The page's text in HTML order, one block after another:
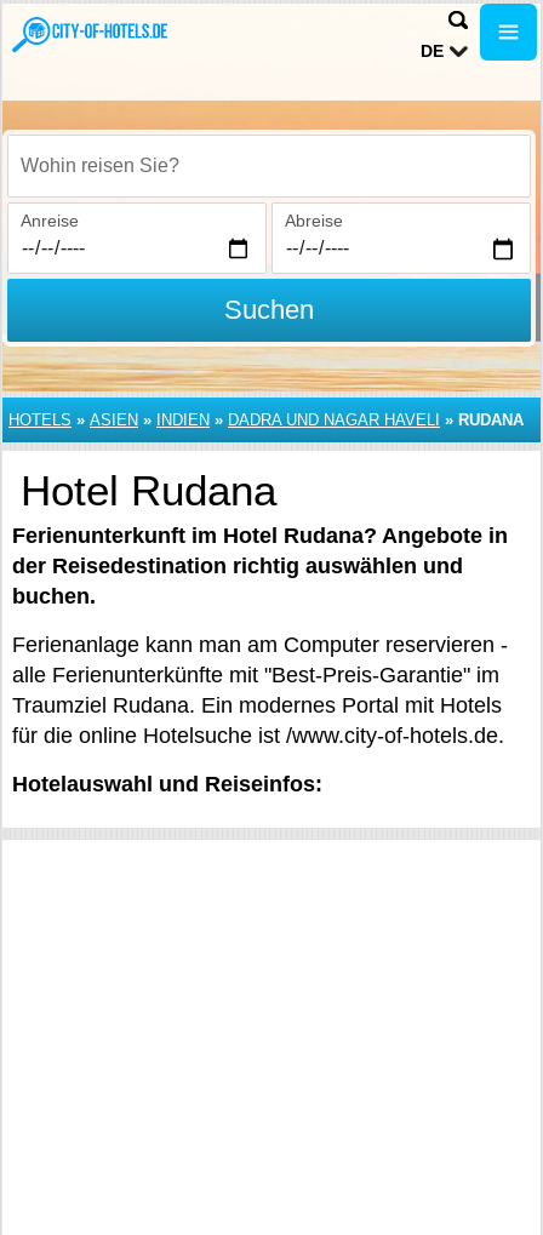
DE
Wohin reisen Sie?
Anreise Abreise
Suchen
HOTELS » ASIEN » INDIEN » DADRA UND NAGAR HAVELI » RUDANA
Hotel Rudana
Ferienunterkunft im Hotel Rudana? Angebote in
der Reisedestination richtig auswählen und
buchen.
Ferienanlage kann man am Computer reservieren -
alle Ferienunterkünfte mit "Best-Preis-Garantie" im
Traumziel Rudana. Ein modernes Portal mit Hotels
für die online Hotelsuche ist /www.city-of-hotels.de.
Hotelauswahl und Reiseinfos: